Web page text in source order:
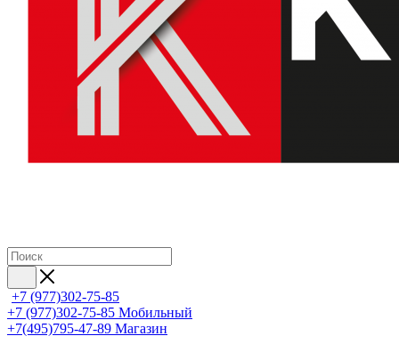
+7 (977)302-75-85
+7 (977)302-75-85 Мобильный
+7(495)795-47-89 Магазин